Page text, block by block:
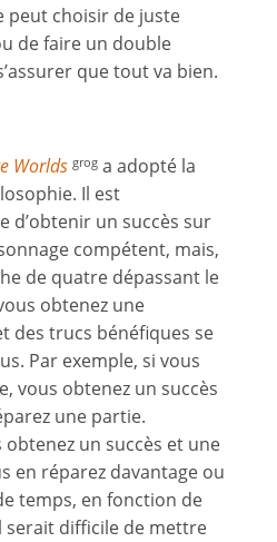
peut choisir de juste
de faire un double
que tout va bien.
Worlds grog a adopté la
Il est
d’obtenir un succès sur
compétent, mais,
de quatre dépassant le
obtenez une
des trucs bénéfiques se
Par exemple, si vous
vous obtenez un succès
une partie.
obtenez un succès et une
en réparez davantage ou
temps, en fonction de
serait difficile de mettre